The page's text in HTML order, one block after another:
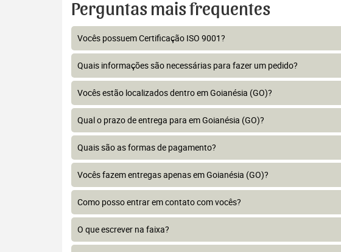
Perguntas mais frequentes
Vocês possuem Certificação ISO 9001?
Quais informações são necessárias para fazer um pedido?
Vocês estão localizados dentro em Goianésia (GO)?
Qual o prazo de entrega para em Goianésia (GO)?
Quais são as formas de pagamento?
Vocês fazem entregas apenas em Goianésia (GO)?
Como posso entrar em contato com vocês?
O que escrever na faixa?